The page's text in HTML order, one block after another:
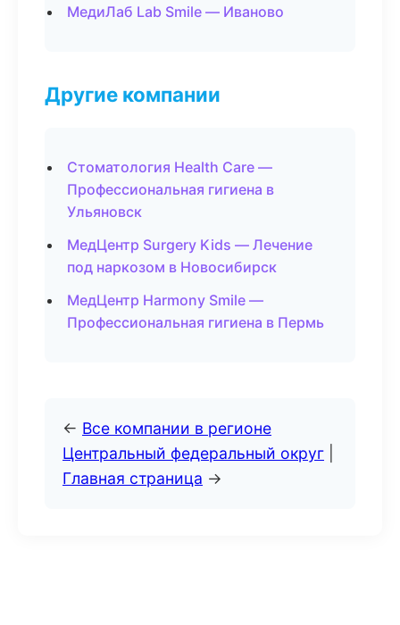
МедиЛаб Lab Smile — Иваново
Другие компании
Стоматология Health Care —
Профессиональная гигиена в
Ульяновск
МедЦентр Surgery Kids — Лечение
под наркозом в Новосибирск
МедЦентр Harmony Smile —
Профессиональная гигиена в Пермь
← Все компании в регионе
Центральный федеральный округ
Главная страница →